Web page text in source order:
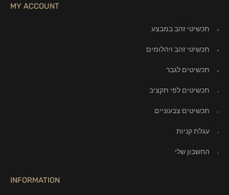
MY ACCOUNT
תכשיטי זהב במבצע
תכשיטי זהב ויהלומים
תכשיטים לגבר
תכשיטים לפי תקציב
תכשיטים צבעוניים
עגלת קניות
החשבון שלי
INFORMATION